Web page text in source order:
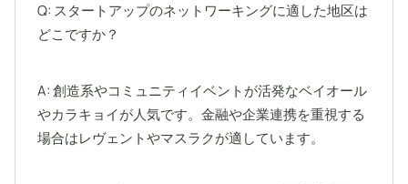
Q: スタートアップのネットワーキングに適した地区は
どこですか？
A: 創造系やコミュニティイベントが活発なベイオール
やカラキョイが人気です。金融や企業連携を重視する
場合はレヴェントやマスラクが適しています。